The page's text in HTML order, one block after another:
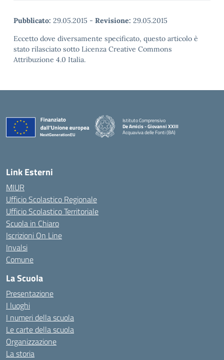
Pubblicato: 29.05.2015 - Revisione: 29.05.2015
Eccetto dove diversamente specificato, questo articolo è
stato rilasciato sotto Licenza Creative Commons
Attribuzione 4.0 Italia.
Istituto Comprensivo
De Amicis - Giovanni XXIII
Acquaviva delle Fonti (BA)
— Visita la pagina iniziale della scuola
Link Esterni
MIUR
Ufficio Scolastico Regionale
Ufficio Scolastico Territoriale
Scuola in Chiaro
Iscrizioni On Line
Invalsi
Comune
La Scuola
Presentazione
I luoghi
I numeri della scuola
Le carte della scuola
Organizzazione
La storia